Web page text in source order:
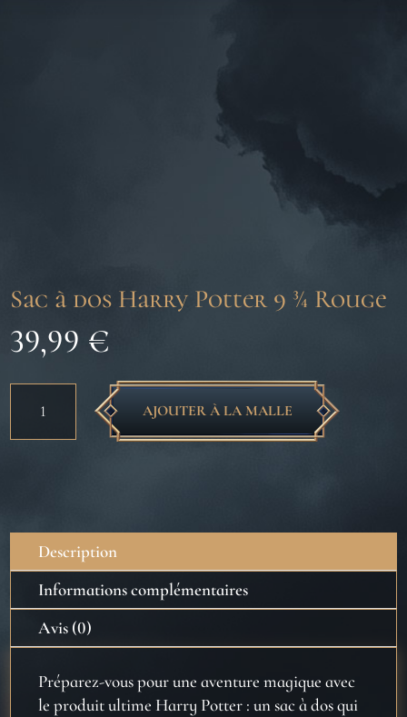
Sac à dos Harry Potter 9 ¾ Rouge
39,99 €
Sac
Potter
Rouge
AJOUTER À LA MALLE
Description
Informations complémentaires
Avis (0)
Préparez-vous pour une aventure magique avec
le produit ultime Harry Potter : un sac à dos qui